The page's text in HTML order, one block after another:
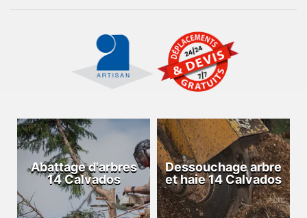
Abattage d'arbres
14 Calvados
Dessouchage arbre
et haie 14 Calvados